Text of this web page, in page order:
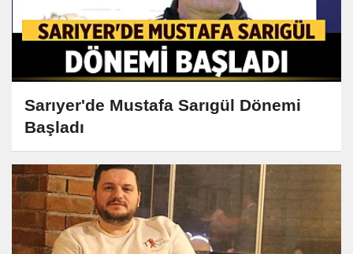
Sarıyer'de Mustafa Sarıgül Dönemi
Başladı